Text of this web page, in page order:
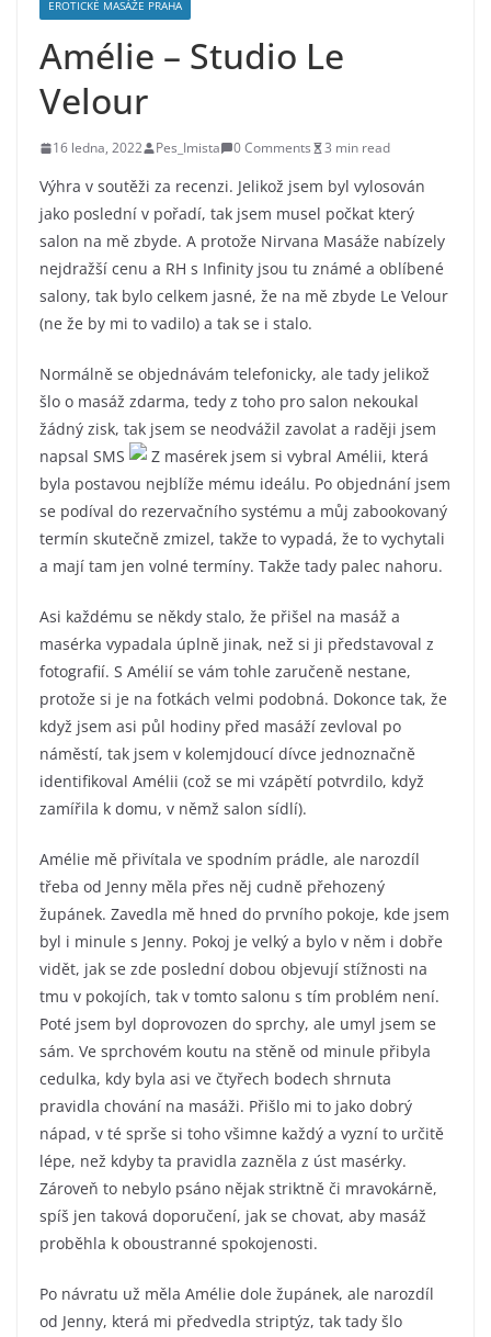
EROTICKÉ MASÁŽE PRAHA
Amélie – Studio Le
Velour
16 ledna, 2022 Pes_Imista 0 Comments 3 min read
Výhra v soutěži za recenzi. Jelikož jsem byl vylosován
jako poslední v pořadí, tak jsem musel počkat který
salon na mě zbyde. A protože Nirvana Masáže nabízely
nejdražší cenu a RH s Infinity jsou tu známé a oblíbené
salony, tak bylo celkem jasné, že na mě zbyde Le Velour
(ne že by mi to vadilo) a tak se i stalo.
Normálně se objednávám telefonicky, ale tady jelikož
šlo o masáž zdarma, tedy z toho pro salon nekoukal
žádný zisk, tak jsem se neodvážil zavolat a raději jsem
napsal SMS
Z masérek jsem si vybral Amélii, která
byla postavou nejblíže mému ideálu. Po objednání jsem
se podíval do rezervačního systému a můj zabookovaný
termín skutečně zmizel, takže to vypadá, že to vychytali
a mají tam jen volné termíny. Takže tady palec nahoru.
Asi každému se někdy stalo, že přišel na masáž a
masérka vypadala úplně jinak, než si ji představoval z
fotografií. S Amélií se vám tohle zaručeně nestane,
protože si je na fotkách velmi podobná. Dokonce tak, že
když jsem asi půl hodiny před masáží zevloval po
náměstí, tak jsem v kolemjdoucí dívce jednoznačně
identifikoval Amélii (což se mi vzápětí potvrdilo, když
zamířila k domu, v němž salon sídlí).
Amélie mě přivítala ve spodním prádle, ale narozdíl
třeba od Jenny měla přes něj cudně přehozený
župánek. Zavedla mě hned do prvního pokoje, kde jsem
byl i minule s Jenny. Pokoj je velký a bylo v něm i dobře
vidět, jak se zde poslední dobou objevují stížnosti na
tmu v pokojích, tak v tomto salonu s tím problém není.
Poté jsem byl doprovozen do sprchy, ale umyl jsem se
sám. Ve sprchovém koutu na stěně od minule přibyla
cedulka, kdy byla asi ve čtyřech bodech shrnuta
pravidla chování na masáži. Přišlo mi to jako dobrý
nápad, v té sprše si toho všimne každý a vyzní to určitě
lépe, než kdyby ta pravidla zazněla z úst masérky.
Zároveň to nebylo psáno nějak striktně či mravokárně,
spíš jen taková doporučení, jak se chovat, aby masáž
proběhla k oboustranné spokojenosti.
Po návratu už měla Amélie dole župánek, ale narozdíl
od Jenny, která mi předvedla striptýz, tak tady šlo